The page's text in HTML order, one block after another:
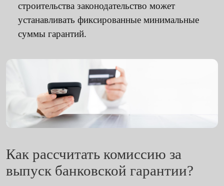
строительства законодательство может
устанавливать фиксированные минимальные
суммы гарантий.
Как рассчитать комиссию за
выпуск банковской гарантии?